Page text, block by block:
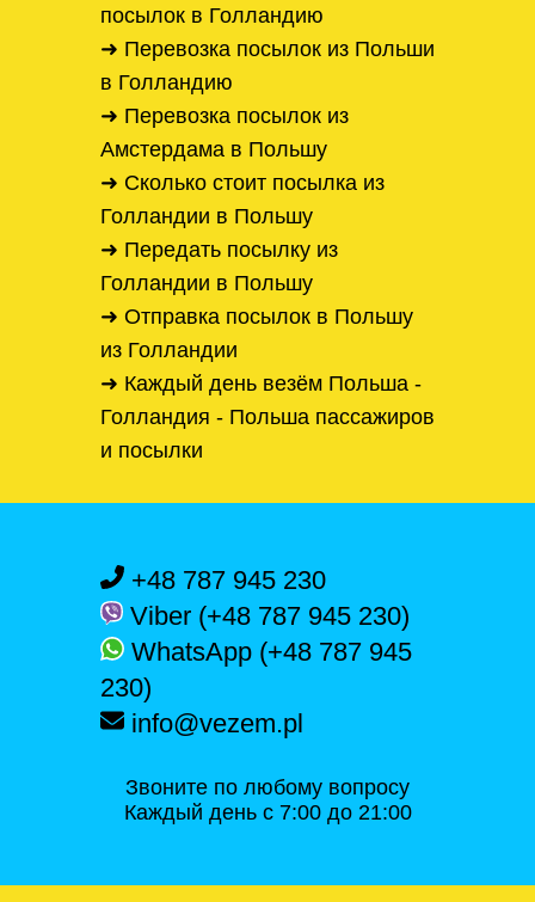
посылок в Голландию
➜ Перевозка посылок из Польши
в Голландию
➜ Перевозка посылок из
Амстердама в Польшу
➜ Сколько стоит посылка из
Голландии в Польшу
➜ Передать посылку из
Голландии в Польшу
➜ Отправка посылок в Польшу
из Голландии
➜ Каждый день везём Польша -
Голландия - Польша пассажиров
и посылки
+48 787 945 230
Viber (+48 787 945 230)
WhatsApp (+48 787 945
230)
info@vezem.pl
Звоните по любому вопросу
Каждый день с 7:00 до 21:00